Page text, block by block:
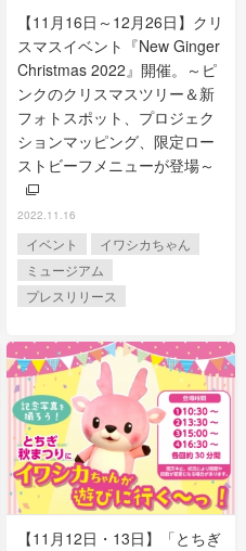
【11月16日～12月26日】クリ
スマスイベント『New Ginger
Christmas 2022』開催。～ピ
ンクのクリスマスツリー＆新
フォトスポット、プロジェク
ションマッピング、限定ロー
ストビーフメニューが登場～
2022.11.16
イベント
イワシカちゃん
ミュージアム
プレスリリース
【11月12日・13日】「とちぎ